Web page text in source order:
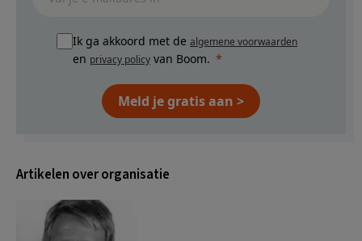
Ik ga akkoord met de algemene voorwaarden
en privacy policy van Boom.
Meld je gratis aan >
Artikelen over organisatie